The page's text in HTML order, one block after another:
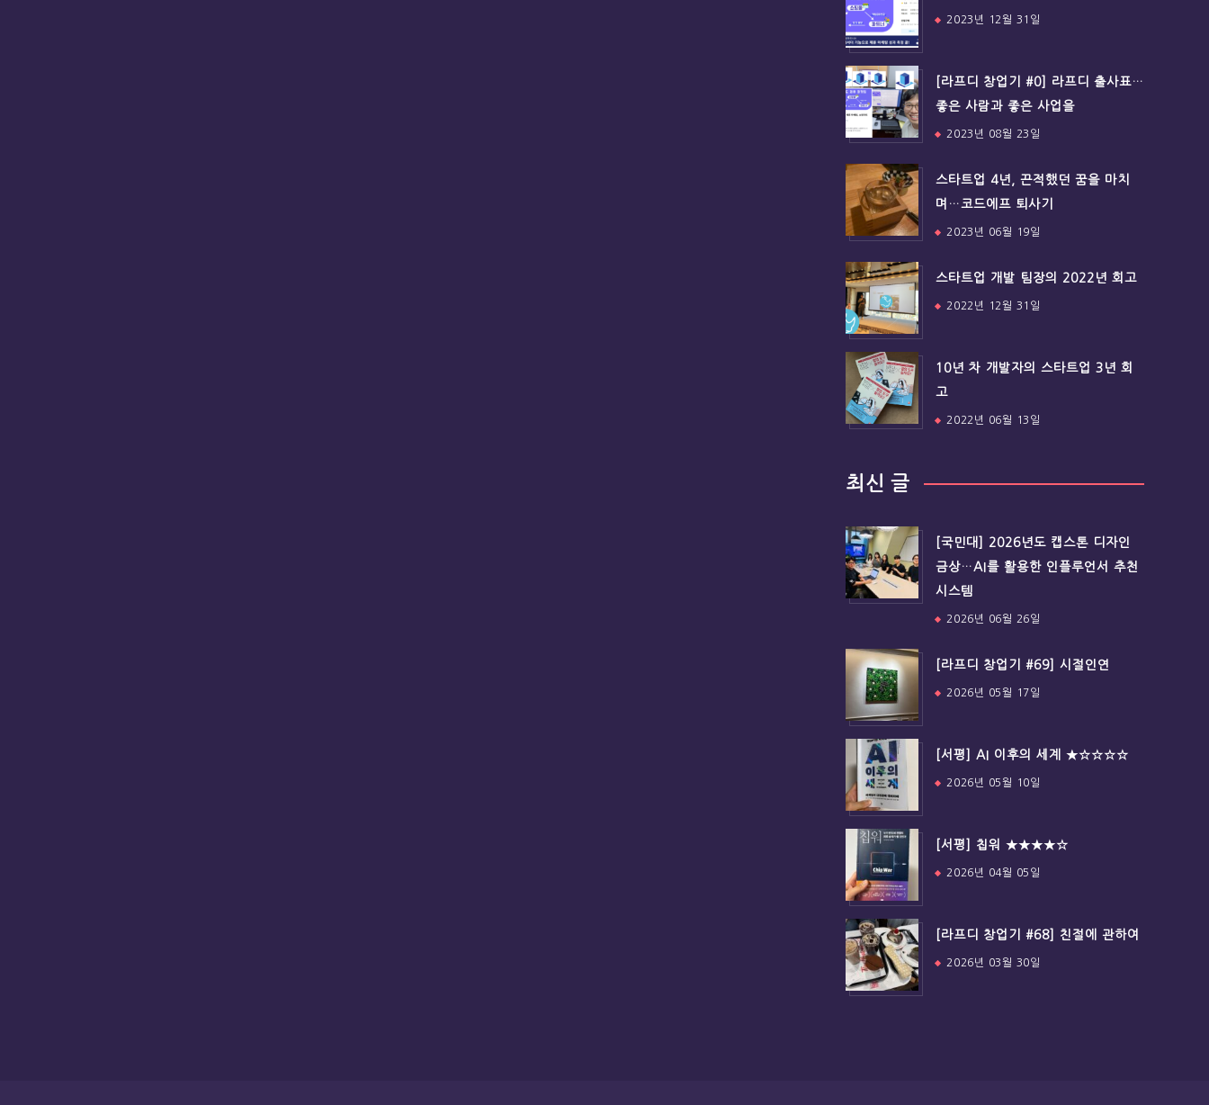
2023년 12월 31일
[라프디 창업기 #0] 라프디 출사표…
좋은 사람과 좋은 사업을
2023년 08월 23일
스타트업 4년, 끈적했던 꿈을 마치
며…코드에프 퇴사기
2023년 06월 19일
스타트업 개발 팀장의 2022년 회고
2022년 12월 31일
10년 차 개발자의 스타트업 3년 회
고
2022년 06월 13일
최신 글
[국민대] 2026년도 캡스톤 디자인
금상…AI를 활용한 인플루언서 추천
시스템
2026년 06월 26일
[라프디 창업기 #69] 시절인연
2026년 05월 17일
[서평] AI 이후의 세계 ★☆☆☆☆
2026년 05월 10일
[서평] 칩워 ★★★★☆
2026년 04월 05일
[라프디 창업기 #68] 친절에 관하여
2026년 03월 30일